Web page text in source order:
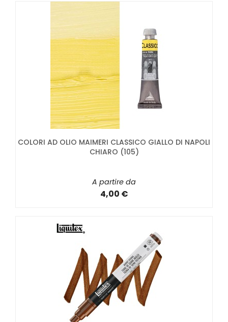
COLORI AD OLIO MAIMERI CLASSICO GIALLO DI NAPOLI
CHIARO (105)
A partire da
4,00 €